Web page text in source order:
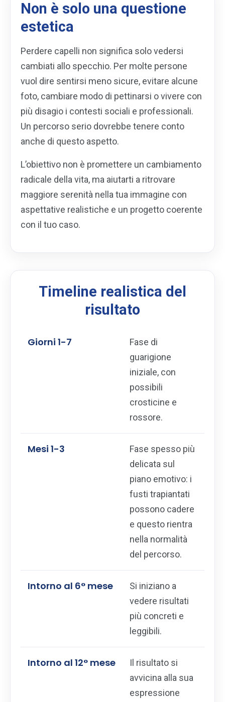
Non è solo una questione
estetica
Perdere capelli non significa solo vedersi
cambiati allo specchio. Per molte persone
vuol dire sentirsi meno sicure, evitare alcune
foto, cambiare modo di pettinarsi o vivere con
più disagio i contesti sociali e professionali.
Un percorso serio dovrebbe tenere conto
anche di questo aspetto.
L’obiettivo non è promettere un cambiamento
radicale della vita, ma aiutarti a ritrovare
maggiore serenità nella tua immagine con
aspettative realistiche e un progetto coerente
con il tuo caso.
Timeline realistica del
risultato
Giorni 1-7
Fase di
guarigione
iniziale, con
possibili
crosticine e
rossore.
Mesi 1-3
Fase spesso più
delicata sul
piano emotivo: i
fusti trapiantati
possono cadere
e questo rientra
nella normalità
del percorso.
Intorno al 6° mese
Si iniziano a
vedere risultati
più concreti e
leggibili.
Intorno al 12° mese
Il risultato si
avvicina alla sua
espressione